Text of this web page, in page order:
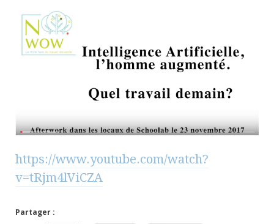
https://www.youtube.com/watch?
v=tRjm4lViCZA
Partager :